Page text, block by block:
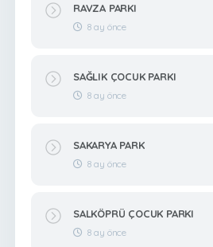
RAVZA PARKI
8 ay önce
SAĞLIK ÇOCUK PARKI
8 ay önce
SAKARYA PARK
8 ay önce
SALKÖPRÜ ÇOCUK PARKI
8 ay önce